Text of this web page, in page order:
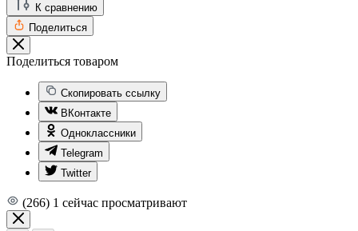
К сравнению
Поделиться
Поделиться товаром
Скопировать ссылку
ВКонтакте
Одноклассники
Telegram
Twitter
(266) 1 сейчас просматривают